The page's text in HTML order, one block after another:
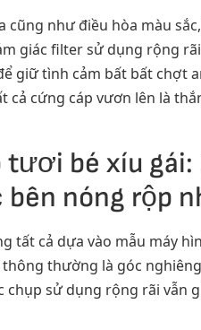
cũng như điều hòa màu
giác filter sử dụng rộng
giữ tình cảm bất bất chợt
cả cứng cáp vươn lên là
tươi bé xíu
bên nóng rộp
tất cả dựa vào mẫu máy
thường là góc
chụp sử dụng rộng rãi vẫn